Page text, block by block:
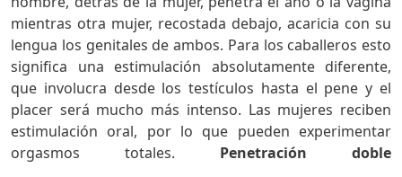
mientras otra mujer, recostada debajo, acaricia con su
lengua los genitales de ambos. Para los caballeros esto
significa una estimulación absolutamente diferente,
que involucra desde los testículos hasta el pene y el
placer será mucho más intenso. Las mujeres reciben
estimulación oral, por lo que pueden experimentar
orgasmos totales. Penetración doble